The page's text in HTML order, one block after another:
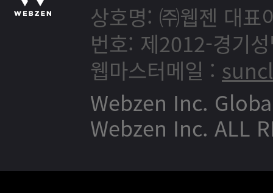
상호명: ㈜웹젠 대표
번호: 제2012-경기
웹마스터메일 :
Webzen Inc.
Webzen Inc. ALL